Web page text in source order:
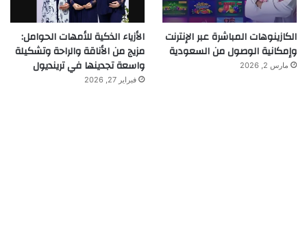
الكازينوهات المباشرة عبر الإنترنت
وإمكانية الوصول من السعودية
مارس 2, 2026
الأزياء الذكية للأمهات الحوامل:
مزيج من الأناقة والراحة وتشكيلة
واسعة تجدينها في ترينديول
فبراير 27, 2026